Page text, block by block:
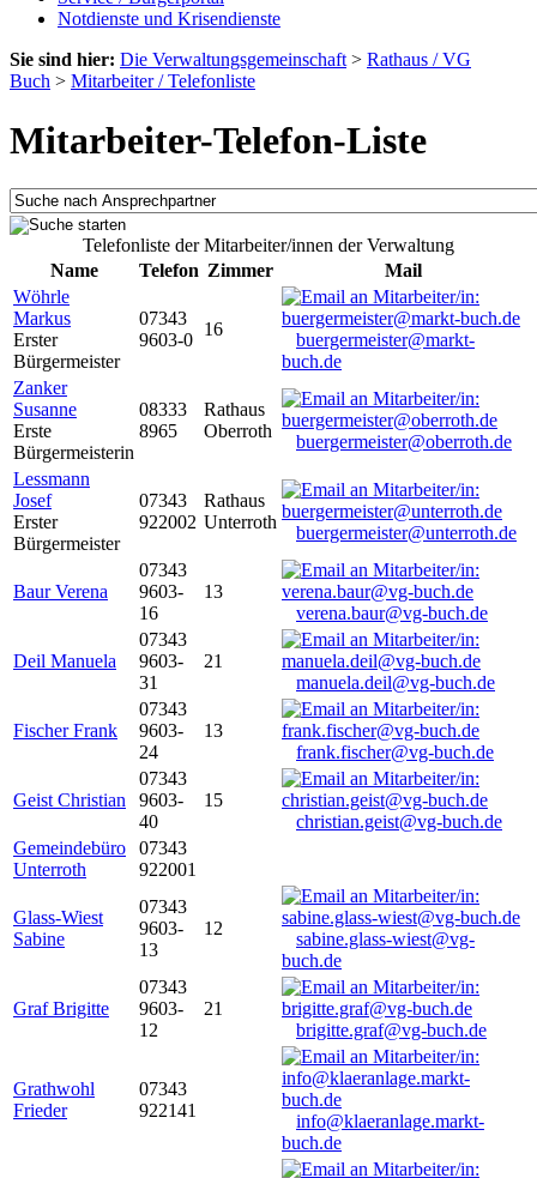
Notdienste und Krisendienste
Sie sind hier: Die Verwaltungsgemeinschaft > Rathaus / VG
Buch > Mitarbeiter / Telefonliste
Mitarbeiter-Telefon-Liste
Telefonliste der Mitarbeiter/innen der Verwaltung
Name
Telefon Zimmer
Mail
Wöhrle
Markus
Erster
Bürgermeister
07343
9603-0
16
buergermeister@markt-
buch.de
Zanker
Susanne
Erste
Bürgermeisterin
08333
8965
Rathaus
Oberroth
buergermeister@oberroth.de
Lessmann
Josef
Erster
Bürgermeister
07343
922002
Rathaus
Unterroth
buergermeister@unterroth.de
Baur Verena
07343
9603-
16
13
verena.baur@vg-buch.de
Deil Manuela
07343
9603-
31
21
manuela.deil@vg-buch.de
Fischer Frank
07343
9603-
24
13
frank.fischer@vg-buch.de
Geist Christian
07343
9603-
40
15
christian.geist@vg-buch.de
Gemeindebüro
Unterroth
07343
922001
Glass-Wiest
Sabine
07343
9603-
13
12
sabine.glass-wiest@vg-
buch.de
Graf Brigitte
07343
9603-
12
21
brigitte.graf@vg-buch.de
Grathwohl
Frieder
07343
922141
info@klaeranlage.markt-
buch.de